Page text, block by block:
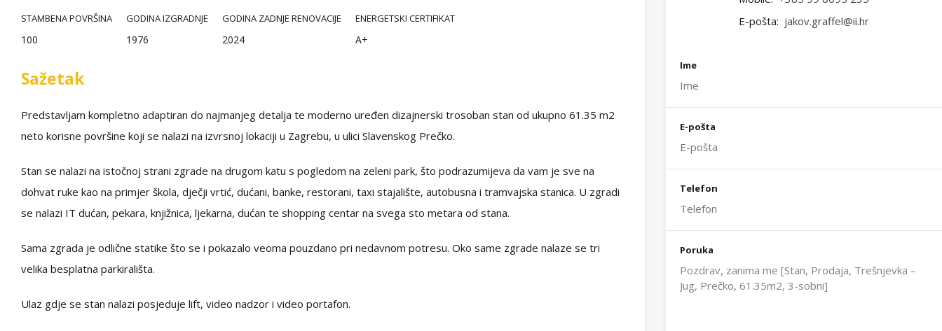
STAMBENA POVRŠINA
100
GODINA IZGRADNJE
1976
GODINA ZADNJE RENOVACIJE
2024
ENERGETSKI CERTIFIKAT
A+
Sažetak
Predstavljam kompletno adaptiran do najmanjeg detalja te moderno uređen dizajnerski trosoban stan od ukupno 61.35 m2
neto korisne površine koji se nalazi na izvrsnoj lokaciji u Zagrebu, u ulici Slavenskog Prečko.
Stan se nalazi na istočnoj strani zgrade na drugom katu s pogledom na zeleni park, što podrazumijeva da vam je sve na
dohvat ruke kao na primjer škola, dječji vrtić, dućani, banke, restorani, taxi stajalište, autobusna i tramvajska stanica. U zgradi
se nalazi IT dućan, pekara, knjižnica, ljekarna, dućan te shopping centar na svega sto metara od stana.
Sama zgrada je odlične statike što se i pokazalo veoma pouzdano pri nedavnom potresu. Oko same zgrade nalaze se tri
velika besplatna parkirališta.
Ulaz gdje se stan nalazi posjeduje lift, video nadzor i video portafon.
E-pošta: jakov.graffel@ii.hr
Ime
E-pošta
Telefon
Poruka